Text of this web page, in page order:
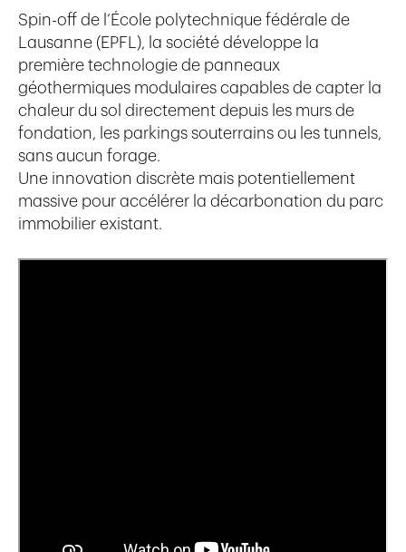
Spin-off de l’École polytechnique fédérale de
Lausanne (EPFL), la société développe la
première technologie de panneaux
géothermiques modulaires capables de capter la
chaleur du sol directement depuis les murs de
fondation, les parkings souterrains ou les tunnels,
sans aucun forage.
Une innovation discrète mais potentiellement
massive pour accélérer la décarbonation du parc
immobilier existant.